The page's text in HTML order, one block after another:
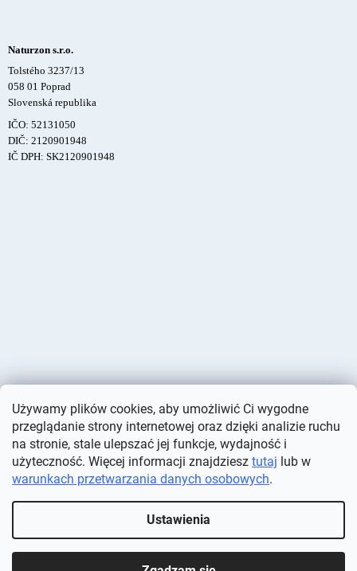
Używamy plików cookies, aby umożliwić Ci wygodne
przeglądanie strony internetowej oraz dzięki analizie ruchu
na stronie, stale ulepszać jej funkcje, wydajność i
użyteczność. Więcej informacji znajdziesz tutaj lub w
warunkach przetwarzania danych osobowych.
Ustawienia
Naturzon s.r.o.
Tolstého 3237/13
058 01 Poprad
Slovenská republika
IČO: 52131050
DIČ: 2120901948
IČ DPH: SK2120901948